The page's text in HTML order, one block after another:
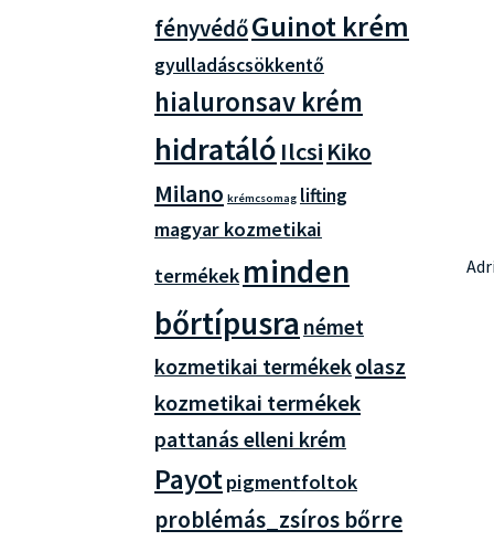
fényvédőGuinot krém
gyulladáscsökkentő
hialuronsav krém
hidratáló Ilcsi Kiko
Milano krémcsomag lifting
magyar kozmetikai
termékek minden
bőrtípusra német
kozmetikai termékekolasz
kozmetikai termékek
pattanás elleni krém
Payotpigmentfoltok
problémás_zsíros bőrre